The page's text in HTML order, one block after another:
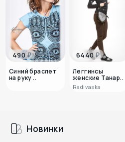
490₽
Синий браслет
на руку ..
6440₽
Леггинсы
женские Танар..
Radivaska
Новинки